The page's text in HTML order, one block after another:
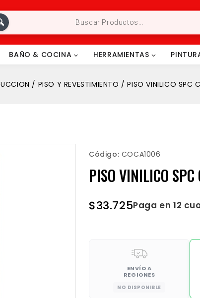
BAÑO & COCINA HERRAMIENTAS
/ PISO Y REVESTIMIENTO / PISO VINILICO
Código: COCA1006
PISO VINILICO
$33.725Paga en 12
ENVÍO A
REGIONES
NO DISPONIBLE